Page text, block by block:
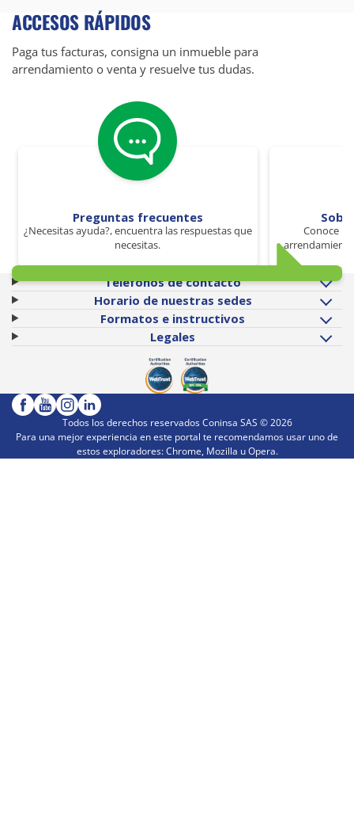
ACCESOS RÁPIDOS
Paga tus facturas, consigna un inmueble para
arrendamiento o venta y resuelve tus dudas.
Preguntas frecuentes
¿Necesitas ayuda?, encuentra las respuestas que
necesitas.
Conoce
Teléfonos de contacto
Horario de nuestras sedes
Formatos e instructivos
Legales
Todos los derechos reservados Coninsa SAS ©2026
Para una mejor experiencia en este portal te recomendamos usar uno de
estos exploradores: Chrome, Mozilla u Opera.